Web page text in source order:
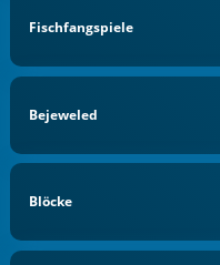
Fischfangspiele
Bejeweled
Blöcke